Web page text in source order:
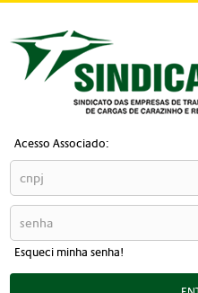
Acesso Associado:
Esqueci minha senha!